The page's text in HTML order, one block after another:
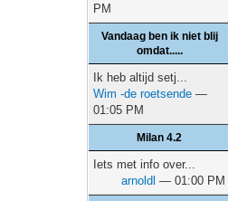
PM
Vandaag ben ik niet blij
omdat.....
Ik heb altijd setj...
Wim -de roetsende —
01:05 PM
Milan 4.2
Iets met info over...
arnoldl — 01:00 PM